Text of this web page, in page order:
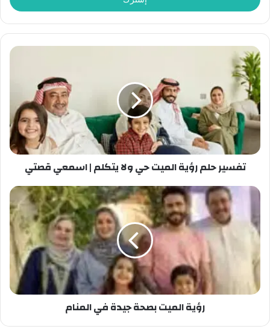
تفسير حلم رؤية الميت حي ولا يتكلم | اسمعي قصتي
رؤية الميت بصحة جيدة في المنام